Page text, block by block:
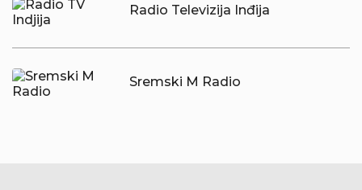
Radio Televizija Inđija
Sremski M Radio